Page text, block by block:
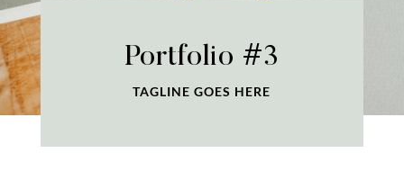
Portfolio #3
TAGLINE GOES HERE